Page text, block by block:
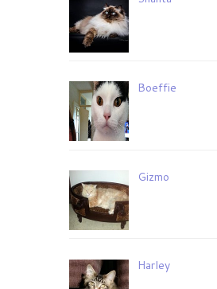
Boeffie
Gizmo
Harley